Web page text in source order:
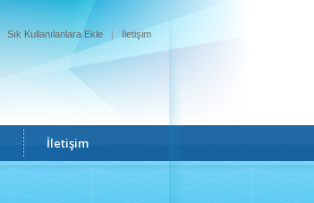
Sık Kullanılanlara Ekle | İletişim
İletişim